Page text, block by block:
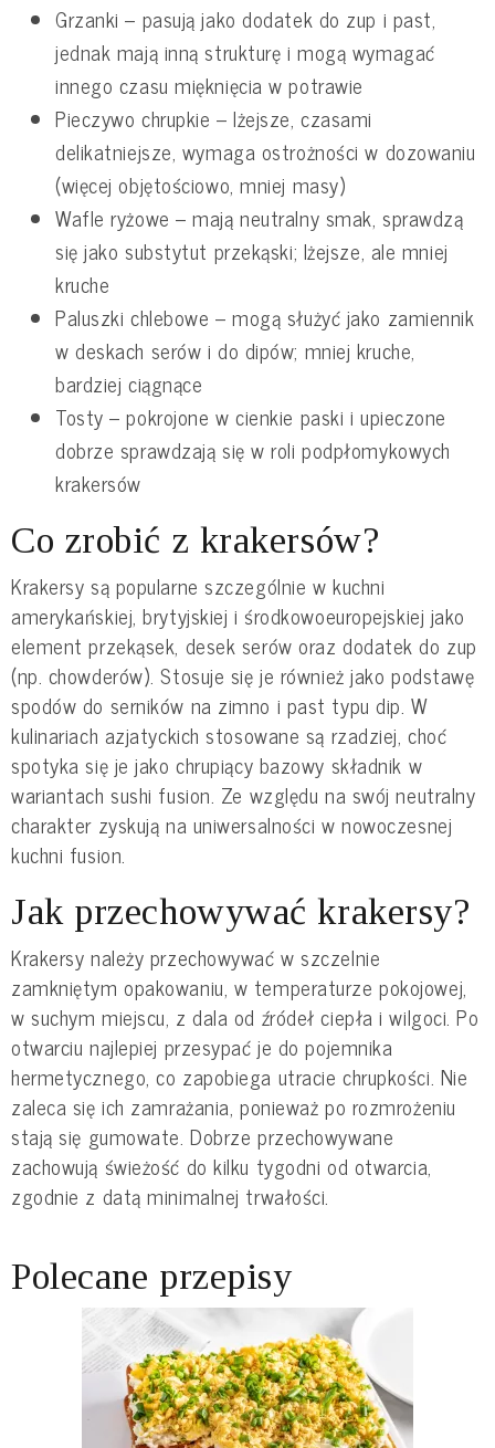
Grzanki – pasują jako dodatek do zup i past,
jednak mają inną strukturę i mogą wymagać
innego czasu mięknięcia w potrawie
Pieczywo chrupkie – lżejsze, czasami
delikatniejsze, wymaga ostrożności w dozowaniu
(więcej objętościowo, mniej masy)
Wafle ryżowe – mają neutralny smak, sprawdzą
się jako substytut przekąski; lżejsze, ale mniej
kruche
Paluszki chlebowe – mogą służyć jako zamiennik
w deskach serów i do dipów; mniej kruche,
bardziej ciągnące
Tosty – pokrojone w cienkie paski i upieczone
dobrze sprawdzają się w roli podpłomykowych
krakersów
Co zrobić z krakersów?
Krakersy są popularne szczególnie w kuchni
amerykańskiej, brytyjskiej i środkowoeuropejskiej jako
element przekąsek, desek serów oraz dodatek do zup
(np. chowderów). Stosuje się je również jako podstawę
spodów do serników na zimno i past typu dip. W
kulinariach azjatyckich stosowane są rzadziej, choć
spotyka się je jako chrupiący bazowy składnik w
wariantach sushi fusion. Ze względu na swój neutralny
charakter zyskują na uniwersalności w nowoczesnej
kuchni fusion.
Jak przechowywać krakersy?
Krakersy należy przechowywać w szczelnie
zamkniętym opakowaniu, w temperaturze pokojowej,
w suchym miejscu, z dala od źródeł ciepła i wilgoci. Po
otwarciu najlepiej przesypać je do pojemnika
hermetycznego, co zapobiega utracie chrupkości. Nie
zaleca się ich zamrażania, ponieważ po rozmrożeniu
stają się gumowate. Dobrze przechowywane
zachowują świeżość do kilku tygodni od otwarcia,
zgodnie z datą minimalnej trwałości.
Polecane przepisy